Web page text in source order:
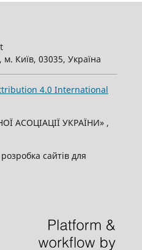
м. Київ, 03035, Україна
4.0 International
АСОЦІАЦІЇ УКРАЇНИ» ,
сайтів для